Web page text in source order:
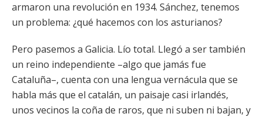
armaron una revolución en 1934. Sánchez, tenemos
un problema: ¿qué hacemos con los asturianos?
Pero pasemos a Galicia. Lío total. Llegó a ser también
un reino independiente –algo que jamás fue
Cataluña–, cuenta con una lengua vernácula que se
habla más que el catalán, un paisaje casi irlandés,
unos vecinos la coña de raros, que ni suben ni bajan, y